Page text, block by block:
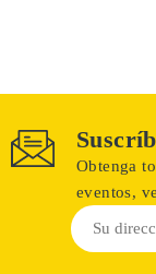
Obtenga
eventos,